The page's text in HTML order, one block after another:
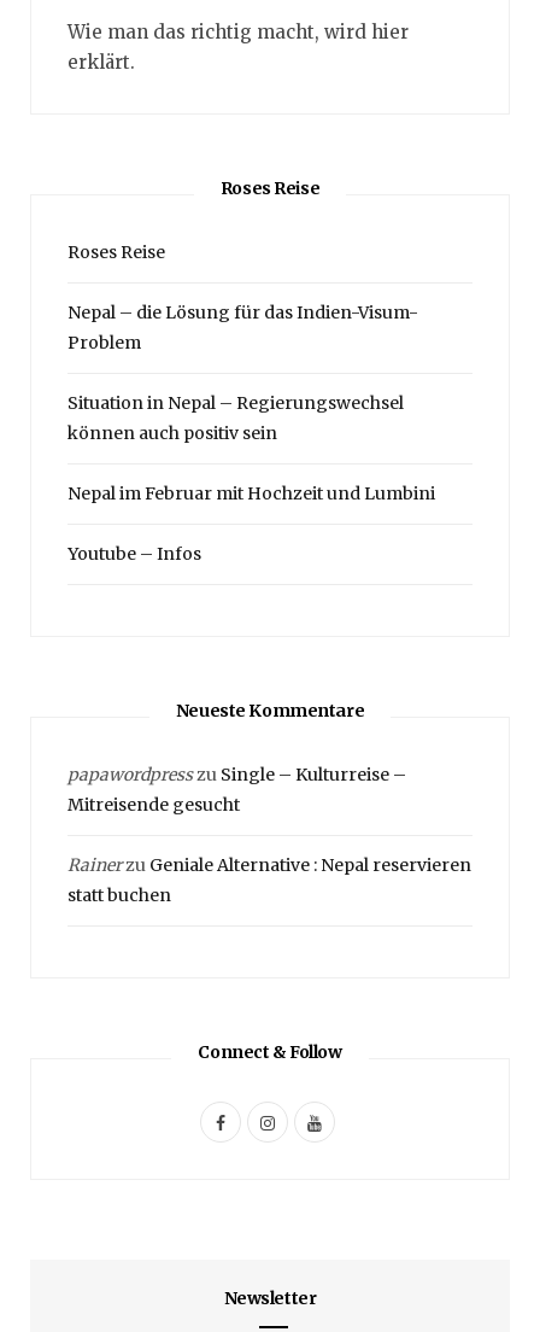
Wie man das richtig macht, wird hier
erklärt.
Roses Reise
Roses Reise
Nepal – die Lösung für das Indien-Visum-
Problem
Situation in Nepal – Regierungswechsel
können auch positiv sein
Nepal im Februar mit Hochzeit und Lumbini
Youtube – Infos
Neueste Kommentare
papawordpresszu Single – Kulturreise –
Mitreisende gesucht
Rainerzu Geniale Alternative : Nepal reservieren
statt buchen
Connect & Follow
F
I
a
g
Y
Newsletter